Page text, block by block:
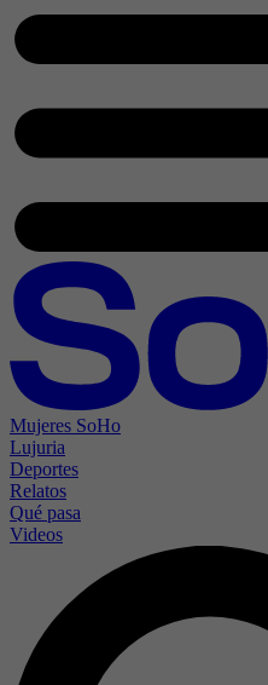
Mujeres SoHo
Lujuria
Deportes
Relatos
Qué pasa
Videos